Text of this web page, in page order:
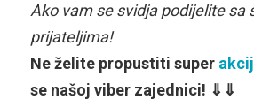
Ako vam se svidja podijelite sa
prijateljima!
Ne želite propustiti super
se našoj viber zajednici! ⇓⇓